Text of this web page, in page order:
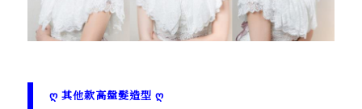
ღ 其他款高盤髮造型 ღ